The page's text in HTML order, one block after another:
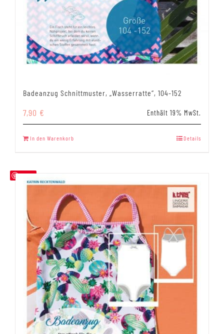
Badeanzug Schnittmuster, „Wasserratte“, 104-152
7,90 € Enthält 19% MwSt.
In den Warenkorb Details
Save